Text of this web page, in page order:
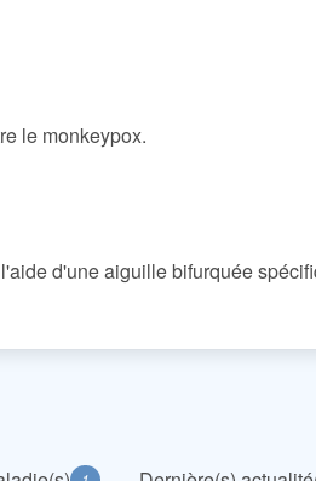
le monkeypox.
d'une aiguille bifurquée